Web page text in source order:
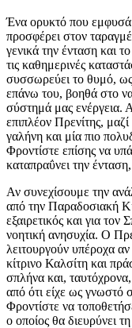
Ένα ορυκτό που εμφυσά
προσφέρει στον
γενικά την ένταση και
τις καθημερινές
συσσωρεύει το θυμό, ως
επάνω του, βοηθά στο να
σύστημά μας ενέργεια.
επιπλέον Πρενίτης,
γαλήνη και μία πιο
Φροντίστε επίσης να
καταπραΰνει την
Αν συνεχίσουμε την
από την Παραδοσιακή
εξαιρετικός και για
νοητική ανησυχία. Ο
λειτουργούν υπέροχα
κίτρινο Καλσίτη και
σπλήνα και,
από ότι είχε ως γνωστό
Φροντίστε να
ο οποίος θα διευρύνει